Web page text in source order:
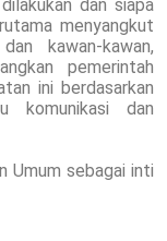
dan siapa
menyangkut
kawan-kawan,
pemerintah
ini berdasarkan
komunikasi dan
Umum sebagai inti